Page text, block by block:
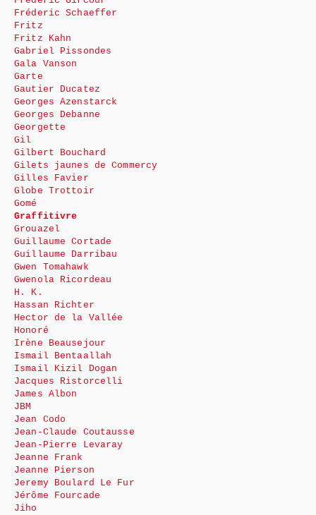
Fréderic Schaeffer
Fritz
Fritz Kahn
Gabriel Pissondes
Gala Vanson
Garte
Gautier Ducatez
Georges Azenstarck
Georges Debanne
Georgette
Gil
Gilbert Bouchard
Gilets jaunes de Commercy
Gilles Favier
Globe Trottoir
Gomé
Graffitivre
Grouazel
Guillaume Cortade
Guillaume Darribau
Gwen Tomahawk
Gwenola Ricordeau
H. K.
Hassan Richter
Hector de la Vallée
Honoré
Irène Beausejour
Ismail Bentaallah
Ismail Kizil Dogan
Jacques Ristorcelli
James Albon
JBM
Jean Codo
Jean-Claude Coutausse
Jean-Pierre Levaray
Jeanne Frank
Jeanne Pierson
Jeremy Boulard Le Fur
Jérôme Fourcade
Jiho